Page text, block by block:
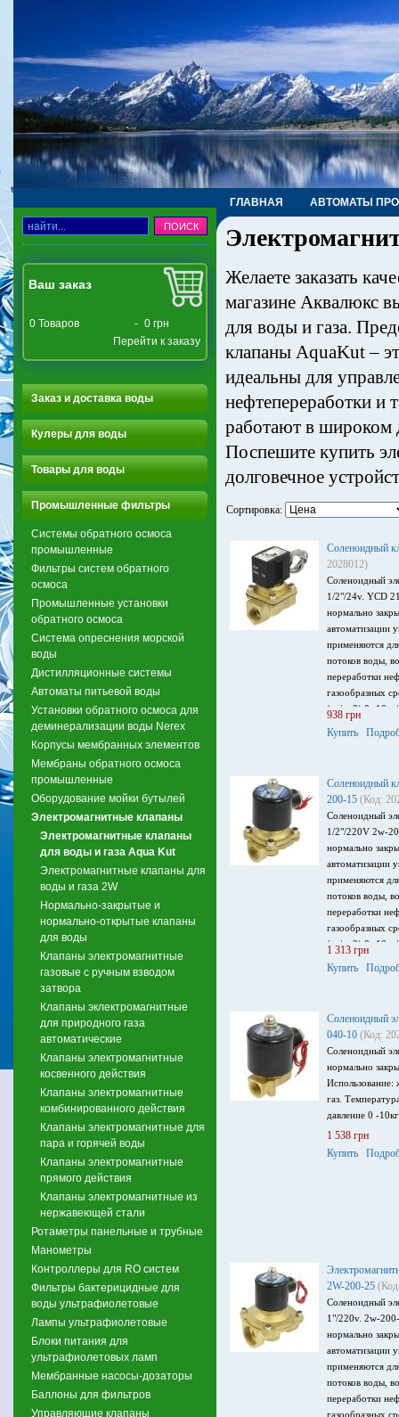
ГЛАВНАЯ АВТОМАТЫ
ТРУБЫ, ФИТИНГИ, КРАНЫ
Ваш заказ
0 Товаров - 0 грн
Перейти к заказу
Заказ и доставка воды
Кулеры для воды
Товары для воды
Промышленные фильтры
Системы обратного осмоса
промышленные
Фильтры систем обратного
осмоса
Промышленные установки
обратного осмоса
Система опреснения морской
воды
Дистилляционные системы
Автоматы питьевой воды
Установки обратного осмоса для
деминерализации воды Nerex
Корпусы мембранных элементов
Мембраны обратного осмоса
промышленные
Оборудование мойки бутылей
Электромагнитные клапаны
Электромагнитные клапаны
для воды и газа Aqua Kut
Электромагнитные клапаны для
воды и газа 2W
Нормально-закрытые и
нормально-открытые клапаны
для воды
Клапаны электромагнитные
газовые с ручным взводом
затвора
Клапаны эклектромагнитные
для природного газа
автоматические
Клапаны электромагнитные
косвенного действия
Клапаны электромагнитные
комбинированного действия
Клапаны электромагнитные для
пара и горячей воды
Клапаны электромагнитные
прямого действия
Клапаны электромагнитные из
нержавеющей стали
Ротаметры панельные и трубные
Манометры
Контроллеры для RO систем
Фильтры бактерицидные для
воды ультрафиолетовые
Лампы ультрафиолетовые
Блоки питания для
ультрафиолетовых ламп
Мембранные насосы-дозаторы
Баллоны для фильтров
Управляющие клапаны
Желаете заказать
магазине Аквалюкс
для воды и газа.
клапаны AquaKut –
идеальны для
нефтепереработки и
работают в широком
Поспешите купить
долговечное
Сортировка:
Соленоидный
2028012)
Соленоидный
1/2"/24v. YCD
нормально
автоматизации
применяются
потоков воды,
переработки
газообразных
(кг/см2) 0 -
температура
938 грн
Купить
Соленоидный
200-15 (Код:
Соленоидный
1/2"/220V 2w-
нормально
автоматизации
применяются
потоков воды,
переработки
газообразных
(кг/см2) 0 -
температура
1 313 грн
Купить
Соленоидный
040-10 (Код:
Соленоидный
нормально
Использование:
газ.
давление 0 -
1 538 грн
Купить
2W-200-25
Соленоидный
1"/220v. 2w-
нормально
автоматизации
применяются
потоков воды,
переработки
газообразных